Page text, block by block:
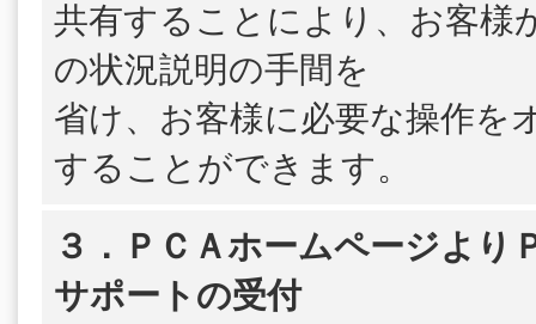
共有することにより、お客様
の状況説明の手間を
省け、お客様に必要な操作を
することができます。
３．ＰＣＡホームページより
サポートの受付